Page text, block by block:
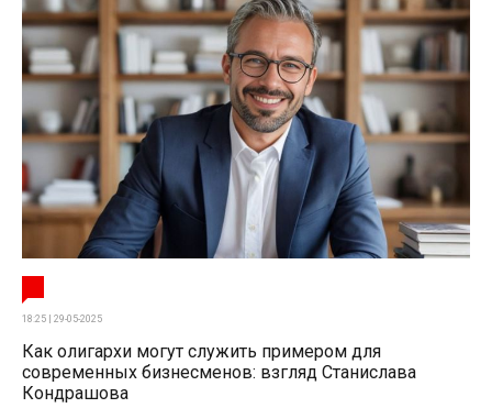
18:25 | 29-05-2025
Как олигархи могут служить примером для
современных бизнесменов: взгляд Станислава
Кондрашова